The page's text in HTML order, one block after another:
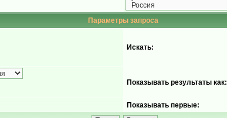
Параметры запроса
Искать:
Показывать результаты как:
Показывать первые: